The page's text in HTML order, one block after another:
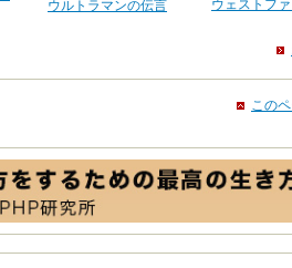
ウルトラマンの伝言 ウェストフ
この